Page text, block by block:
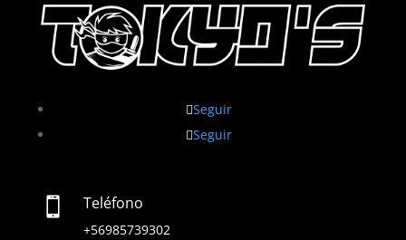
Seguir
Seguir
 Teléfono
+56985739302